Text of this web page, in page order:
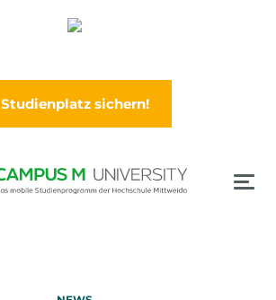
Studienplatz sichern!